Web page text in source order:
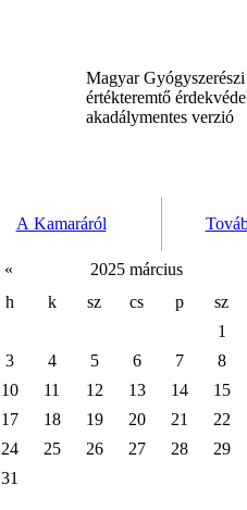
Magyar
értékteremtő
akadálymentes verzió
A Kamaráról
«
2025 március
h
k sz cs p
sz
1
3
4 5 6 7
8
10
11 12 13 14
15
17
18 19 20 21
22
24
25 26 27 28
29
31